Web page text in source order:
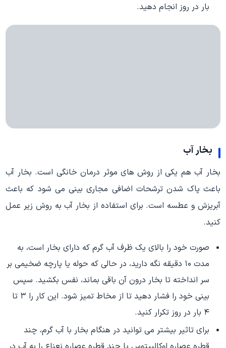
بار در روز انجام دهید.
بخار آب
بخار آب هم یکی از روش های موثر درمان خانگی است. بخار آب
باعث پاک شدن ترشحات اضافی مجاری بینی می شود که باعث
آبریزش و عطسه است. برای استفاده از بخار آب به روش زیر عمل
کنید.
صورت خود را بالای یک ظرف آب گرم که دارای بخار است، به
مدت ۱۰ دقیقه نگه دارید، در حالی که حوله یا پارچه ضخیمی بر
سر انداخته تا بخار درون آن باقی بماند، نفس بکشید. سپس
بینی خود را فشار دهید تا از مخاط تمیز شود. این کار را ۳ تا
۴ بار در روز تکرار کنید.
برای تاثیر بیشتر می توانید در هنگام بخار با آب گرم، چند